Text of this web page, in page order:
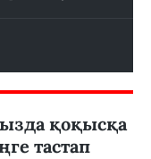
қоқысқа
тастап